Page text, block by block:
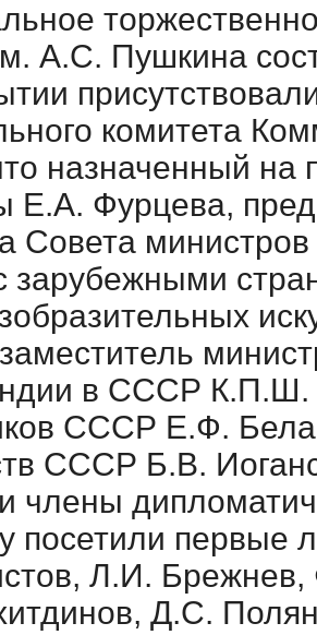
А.С. Пушкина
комитета
назначенный на
Е.А. Фурцева,
Совета
зарубежными
в СССР К.П.Ш.
СССР Е.Ф.
СССР Б.В.
члены
посетили первые
Л.И. Брежнев,
Д.С.